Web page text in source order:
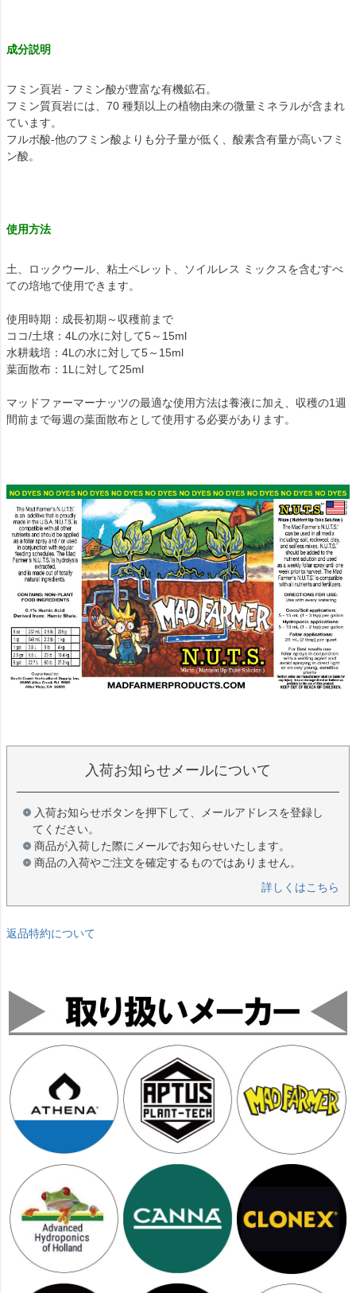
成分説明
フミン頁岩 - フミン酸が豊富な有機鉱石。
フミン質頁岩には、70 種類以上の植物由来の微量ミネラルが含まれ
ています。
フルボ酸-他のフミン酸よりも分子量が低く、酸素含有量が高いフミ
ン酸。
使用方法
土、ロックウール、粘土ペレット、ソイルレス ミックスを含むすべ
ての培地で使用できます。
使用時期：成長初期～収穫前まで
ココ/土壌：4Lの水に対して5～15ml
水耕栽培：4Lの水に対して5～15ml
葉面散布：1Lに対して25ml
マッドファーマーナッツの最適な使用方法は養液に加え、収穫の1週
間前まで毎週の葉面散布として使用する必要があります。
入荷お知らせメールについて
入荷お知らせボタンを押下して、メールアドレスを登録し
てください。
商品が入荷した際にメールでお知らせいたします。
商品の入荷やご注文を確定するものではありません。
詳しくはこちら
返品特約について